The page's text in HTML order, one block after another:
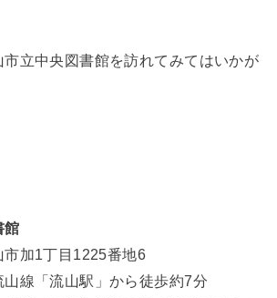
市立中央図書館を訪れてみてはいかが
館
市加1丁目1225番地6
線「流山駅」から徒歩約7分